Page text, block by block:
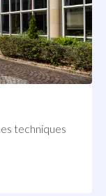
techniques